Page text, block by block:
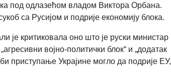
под одлазећом владом Виктора Орбана.
са Русијом и подрије економију блока.
је критиковала оно што је руски министар
војно-политички блок“ и „додатак
приступање Украјине могло да подрије ЕУ,